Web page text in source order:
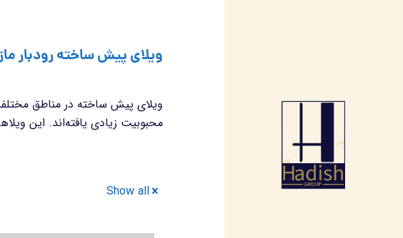
ویلای پیش ساخته رودبار
ویلای پیش ساخته در مناطق مختلف
محبوبیت زیادی یافته‌اند. این
Show all